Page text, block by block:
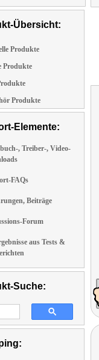
Übersicht:
Produkte
Produkte
Produkte
Elemente:
, Treiber-, Video-
FAQs
Beiträge
Forum
aus Tests &
Suche: